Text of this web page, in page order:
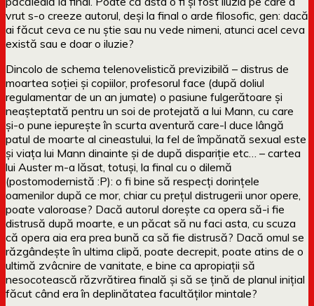
vrut s-o creeze autorul, deși la final o arde filosofic, gen: dacă
ai făcut ceva ce nu știe sau nu vede nimeni, atunci acel ceva
există sau e doar o iluzie?
Dincolo de schema telenovelistică previzibilă – distrus de
moartea soției și copiilor, profesorul face (după doliul
regulamentar de un an jumate) o pasiune fulgerătoare și
neașteptată pentru un soi de protejată a lui Mann, cu care
și-o pune iepurește în scurta aventură care-l duce lângă
patul de moarte al cineastului, la fel de împănată sexual este
și viața lui Mann dinainte și de după dispariție etc… – cartea
lui Auster m-a lăsat, totuși, la final cu o dilemă
(postomodernistă :P): o fi bine să respecți dorințele
oamenilor după ce mor, chiar cu prețul distrugerii unor opere,
poate valoroase? Dacă autorul dorește ca opera să-i fie
distrusă după moarte, e un păcat să nu faci asta, cu scuza
că opera aia era prea bună ca să fie distrusă? Dacă omul se
răzgândește în ultima clipă, poate decrepit, poate atins de o
ultimă zvâcnire de vanitate, e bine ca apropiații să
nesocotească răzvrătirea finală și să se țină de planul inițial
făcut când era în deplinătatea facultăților mintale?